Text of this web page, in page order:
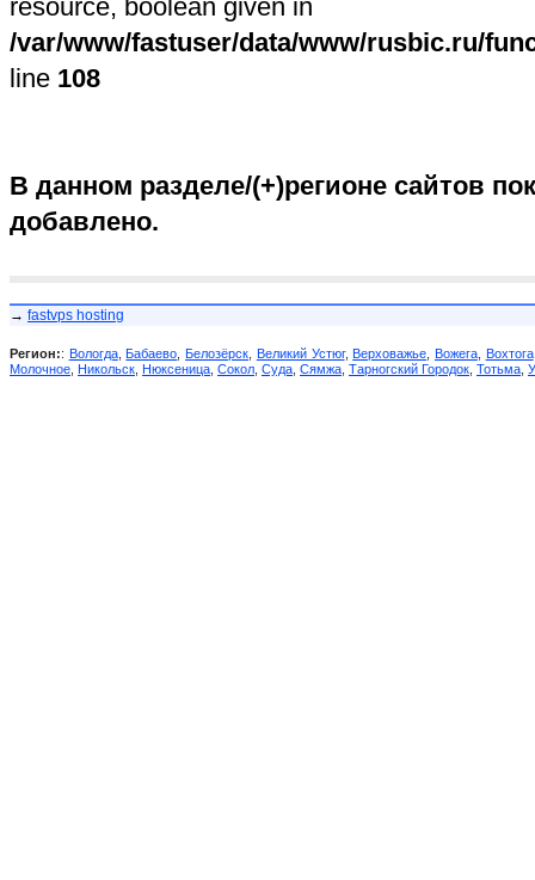
resource, boolean given in
/var/www/fastuser/data/www/rusbic.ru/
line 108
В данном разделе/(+)регионе сайтов
добавлено.
→ fastvps hosting
Регион:: Вологда,Бабаево ,Белозёрск Великий Устюг,Верховажье Вожега, Вохтога
Молочное Никольск Нюксеница Сокол Суда Сямжа Тарногский Городок Тотьма